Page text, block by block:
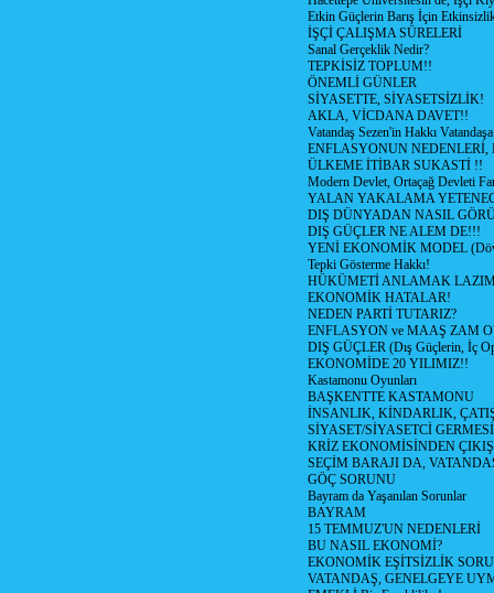
Etkin Güçlerin Barış İçin
İŞÇİ ÇALIŞMA SÜRELERİ
Sanal Gerçeklik Nedir?
TEPKİSİZ TOPLUM!!
ÖNEMLİ GÜNLER
SİYASETTE, SİYASETSİZLİK!
AKLA, VİCDANA DAVET!!
Vatandaş Sezen'in Hakkı
ENFLASYONUN NEDENLERİ,
ÜLKEME İTİBAR SUKASTİ !!
Modern Devlet, Ortaçağ Devleti
YALAN YAKALAMA
DIŞ DÜNYADAN NASIL
DIŞ GÜÇLER NE ALEM DE!!!
YENİ EKONOMİK MODEL
Tepki Gösterme Hakkı!
HÜKÜMETİ ANLAMAK
EKONOMİK HATALAR!
NEDEN PARTİ TUTARIZ?
ENFLASYON ve MAAŞ ZAM
DIŞ GÜÇLER (Dış Güçlerin, İç
EKONOMİDE 20 YILIMIZ!!
Kastamonu Oyunları
BAŞKENTTE KASTAMONU
İNSANLIK, KİNDARLIK,
SİYASET/SİYASETCİ
KRİZ EKONOMİSİNDEN ÇIKIŞ
SEÇİM BARAJI DA,
GÖÇ SORUNU
Bayram da Yaşanılan Sorunlar
BAYRAM
15 TEMMUZ'UN NEDENLERİ
BU NASIL EKONOMİ?
EKONOMİK EŞİTSİZLİK
VATANDAŞ, GENELGEYE